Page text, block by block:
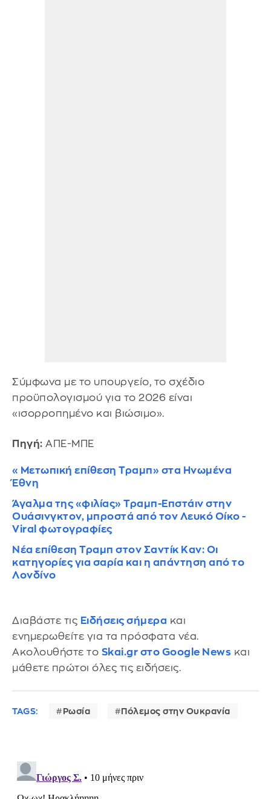
Σύμφωνα με το υπουργείο, το σχέδιο
προϋπολογισμού για το 2026 είναι
«ισορροπημένο και βιώσιμο».
Πηγή: ΑΠΕ-ΜΠΕ
«Μετωπική επίθεση Τραμπ» στα Ηνωμένα
Έθνη
Άγαλμα της «φιλίας» Τραμπ-Επστάιν στην
Ουάσινγκτον, μπροστά από τον Λευκό Οίκο -
Viral φωτογραφίες
Νέα επίθεση Τραμπ στον Σαντίκ Καν: Οι
κατηγορίες για σαρία και η απάντηση από το
Λονδίνο
Διαβάστε τις Ειδήσεις σήμερα και
ενημερωθείτε για τα πρόσφατα νέα.
Ακολουθήστε το Skai.gr στο Google News και
μάθετε πρώτοι όλες τις ειδήσεις.
TAGS: Ρωσία Πόλεμος στην Ουκρανία